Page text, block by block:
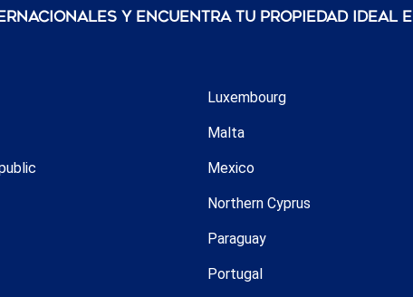
y encuentra tu propiedad ideal
Luxembourg
Malta
Mexico
Northern Cyprus
Paraguay
Portugal